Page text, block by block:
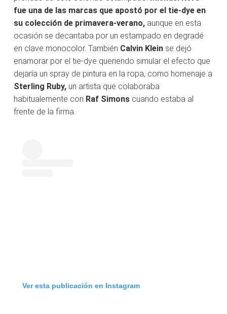
fue una de las marcas que apostó por el tie-dye en
su colección de primavera-verano, aunque en esta
ocasión se decantaba por un estampado en degradé
en clave monocolor. También Calvin Klein se dejó
enamorar por el tie-dye queriendo simular el efecto que
dejaría un spray de pintura en la ropa, como homenaje a
Sterling Ruby, un artista que colaboraba
habitualemente con Raf Simons cuando estaba al
frente de la firma.
Ver esta publicación en Instagram